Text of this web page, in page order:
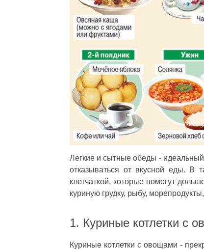
Легкие и сытные обеды - идеальный
отказываться от вкусной еды. В
клетчаткой, которые помогут
куриную грудку, рыбу,
1. Куриные котлетки с
Куриные котлетки с овощами -